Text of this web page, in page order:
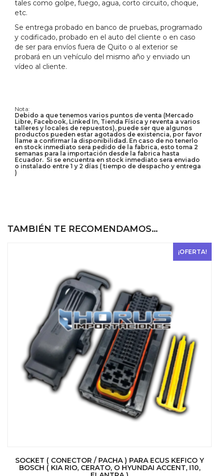
tales como golpe, fuego, agua, corto circuito, choque,
etc.
Se entrega probado en banco de pruebas, programado
y codificado, probado en el auto del cliente o en caso
de ser para envíos fuera de Quito o al exterior se
probará en un vehículo del mismo año y enviado un
vídeo al cliente.
Nota:
Debido a que tenemos varios puntos de venta (Mercado
Libre, Facebook, Linked In, Tienda Física y reventa a varios
talleres y locales de repuestos), puede ser que algunos
productos pueden estar agotados de existencia, por favor
llame a confirmar la disponibilidad. En caso de no tenerlo
en stock inmediato sera pedido de la fabrica, esto toma 2
semanas para la importación desde la fabrica hasta
Ecuador. Si se encuentra en stock inmediato sera enviado
o instalado entre 1 y 2 días ( tiempo de despacho y entrega
)
TAMBIÉN TE RECOMENDAMOS…
¡OFERTA!
SOCKET ( CONECTOR / PACHA ) PARA ECUS KEFICO Y
BOSCH ( KIA RIO, CERATO, O HYUNDAI ACCENT, I10,